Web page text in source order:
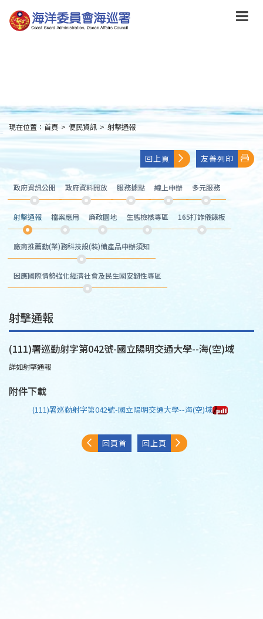
到
主
:::
現在位置： 首頁 > 便民資訊 > 射擊通報
回上頁 友善列印
政府資訊公開 政府資料開放 服務據點 線上申辦 多元服務
射擊通報 檔案應用 廉政園地 生態檢核專區 165打詐儀錶板
廠商推薦勤(業)務科技設(裝)備產品申辦須知
因應國際情勢強化經濟社會及民生國安韌性專區
射擊通報
(111)署巡勤射字第042號-國立陽明交通大學--海(空)域
詳如射擊通報
附件下載
(111)署巡勤射字第042號-國立陽明交通大學--海(空)域
回頁首 回上頁